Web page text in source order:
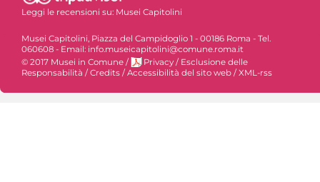
Leggi le recensioni su: Musei Capitolini
Musei Capitolini, Piazza del Campidoglio 1 - 00186 Roma - Tel.
060608 - Email: info.museicapitolini@comune.roma.it
© 2017 Musei in Comune / Privacy / Esclusione delle
Responsabilità /Credits /Accessibilità del sito web /XML-rss